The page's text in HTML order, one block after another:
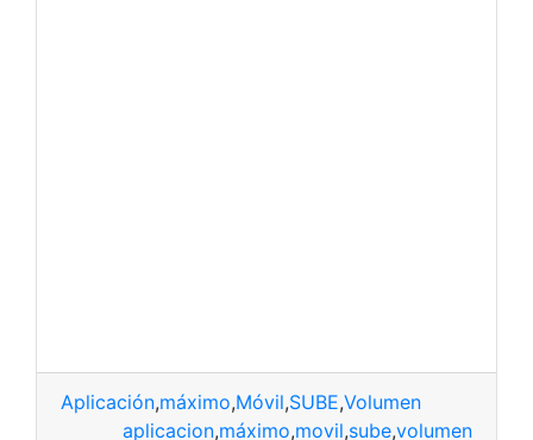
Aplicación,máximo,Móvil,SUBE,Volumen
aplicacion,máximo,movil,sube,volumen